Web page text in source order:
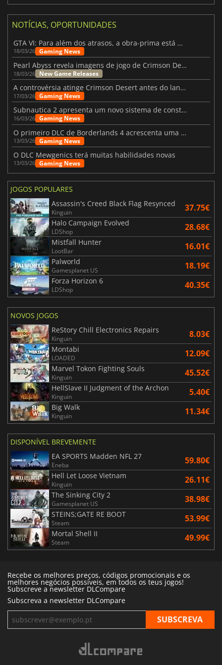
NOTÍCIAS, OPORTUNIDADES
GTA VI: Para além dos atrasos, a obra-prima está quase a chegar
18/03/26 Gaming News
Pearl Abyss revela imagens de jogo de Crimson Desert para a PS5
18/03/26 New Game Releases
A controvérsia atinge Crimson Desert antes do lançamento
17/03/26 Gaming News
Subnautica 2 apresenta um novo sistema de construção de bases
16/03/26 Gaming News
O primeiro DLC de Borderlands 4 acrescenta uma nova personagem e muito mais
13/03/26 Gaming News
O DLC Mewgenics terá muitas habilidades novas
13/03/26 Gaming News
JOGOS POPULARES
Assassin's Creed Black Flag Resynced
Kinguin 37.75€
Halo Campaign Evolved
LDShop 28.68€
Mistfall Hunter
LootBar 16.01€
Palworld
Gamesplanet US 18.19€
Forza Horizon 6
LDShop 40.35€
NOVOS JOGOS
ReStory Chill Electronics Repairs
Kinguin 8.03€
Montabi
LOADED 12.09€
Marvel Tokon Fighting Souls
Kinguin 45.52€
HellSlave II Judgment of the Archon
Kinguin 5.40€
Big Walk
Kinguin 11.34€
DISPONÍVEL BREVEMENTE
EA SPORTS Madden NFL 27
Eneba 59.80€
Hell Let Loose Vietnam
Kinguin 26.11€
The Sinking City 2
Gamesplanet US 38.98€
STEINS;GATE RE BOOT
Steam 53.99€
Mortal Shell II
Steam 49.99€
Recebe os melhores preços, códigos promocionais e os
melhores negócios possíveis, em todos os teus jogos!
Subscreve a newsletter DLCompare
Subscreva a newsletter DLCompare